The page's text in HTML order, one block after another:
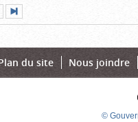
page
du site Nous joindre
©